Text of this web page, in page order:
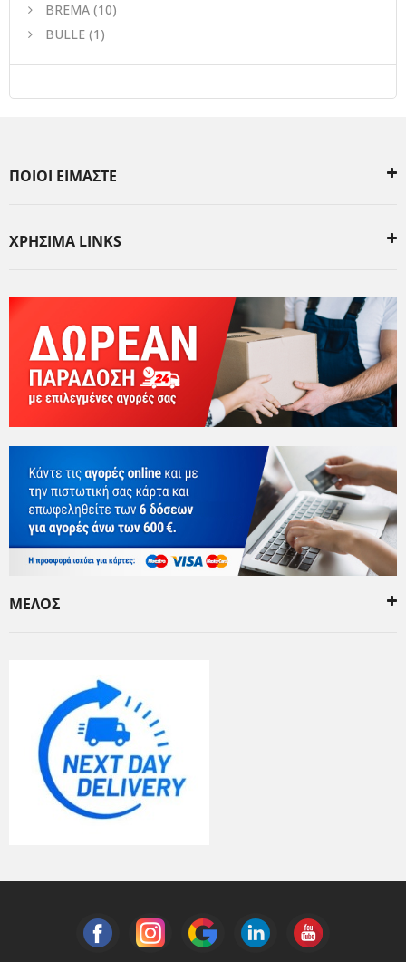
BREMA (10)
BULLE (1)
ΠΟΙΟΙ ΕΙΜΑΣΤΕ
ΧΡΗΣΙΜΑ LINKS
ΜΕΛΟΣ